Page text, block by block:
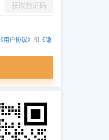
获取验证码
《用户协议》 和 《隐